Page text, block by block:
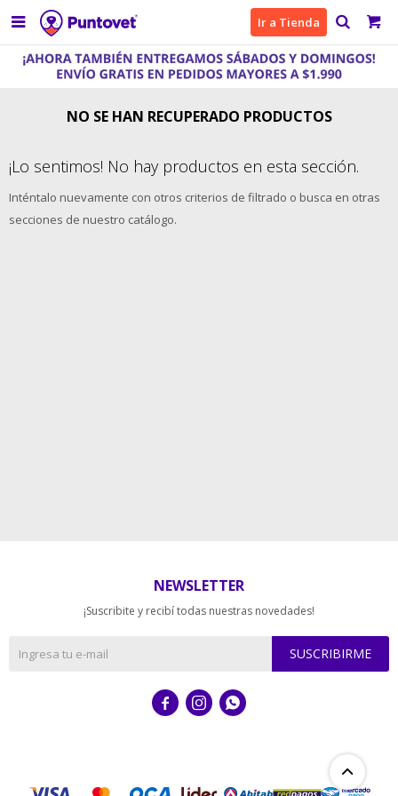
 Ir a Tienda
NO SE HAN RECUPERADO PRODUCTOS
¡Lo sentimos! No hay productos en esta sección.
Inténtalo nuevamente con otros criterios de filtrado o busca en otras
secciones de nuestro catálogo.
NEWSLETTER
¡Suscribite y recibí todas nuestras novedades!
SUSCRIBIRME
  